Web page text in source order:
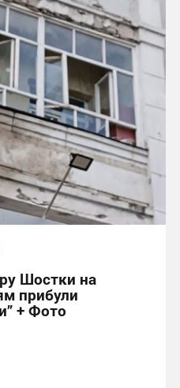
Шостки на
прибули
+ Фото